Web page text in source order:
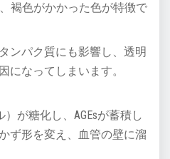
褐色がかかった色が特徴で
ンパク質にも影響し、透明
になってしまいます。
が糖化し、AGEsが蓄積し
ず形を変え、血管の壁に溜